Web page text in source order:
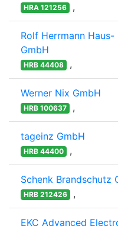
HRA 121256 ,
Rolf Herrmann
GmbH
HRB 44408 ,
Werner Nix GmbH
HRB 100637 ,
tageinz GmbH
HRB 44400 ,
Schenk Brandschutz
HRB 212426 ,
EKC Advanced